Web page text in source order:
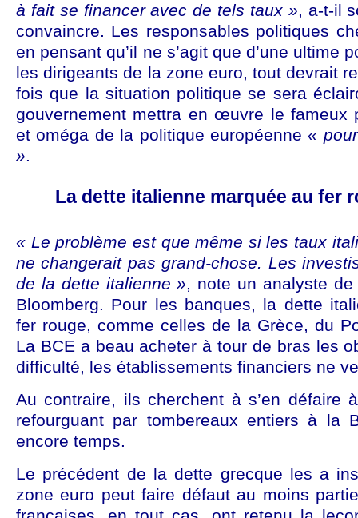
à fait se financer avec de tels taux », a-t-il
convaincre. Les responsables politiques
en pensant qu’il ne s’agit que d’une ultime
les dirigeants de la zone euro, tout devrait
fois que la situation politique se sera
gouvernement mettra en œuvre le fameux
et oméga de la politique européenne«
».
La dette italienne marquée au fer
« Le problème est que même si les taux
ne changerait pas grand-chose. Les
de la dette italienne », note un analyste
Bloomberg. Pour les banques, la dette
fer rouge, comme celles de la Grèce, du
La BCE a beau acheter à tour de bras les
difficulté, les établissements financiers ne
Au contraire, ils cherchent à s’en défaire
refourguant par tombereaux entiers à la
encore temps.
Le précédent de la dette grecque les a
zone euro peut faire défaut au moins